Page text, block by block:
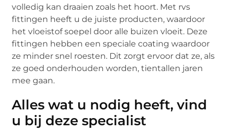
volledig kan draaien zoals het hoort. Met rvs
fittingen heeft u de juiste producten, waardoor
het vloeistof soepel door alle buizen vloeit. Deze
fittingen hebben een speciale coating waardoor
ze minder snel roesten. Dit zorgt ervoor dat ze, als
ze goed onderhouden worden, tientallen jaren
mee gaan.
Alles wat u nodig heeft, vind
u bij deze specialist